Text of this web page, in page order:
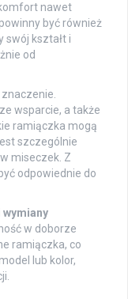
nawet
być również
swój kształt i
od
wsparcie, a także
ramiączka mogą
szczególnie
miseczek. Z
odpowiednie do
w doborze
ramiączka, co
lub kolor,